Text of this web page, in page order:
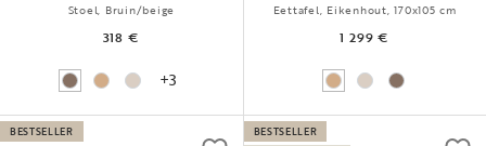
Stoel, Bruin/beige
318 €
+3
Eettafel, Eikenhout, 170x105 cm
1 299 €
BESTSELLER
BESTSELLER